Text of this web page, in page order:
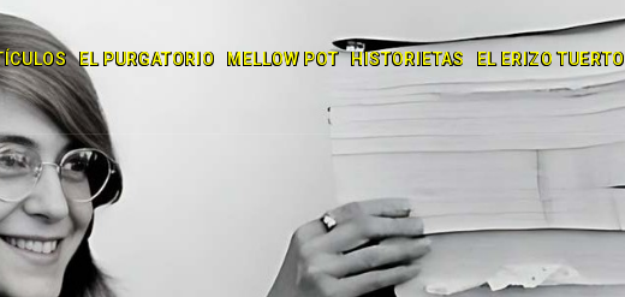
EL PURGATORIO MELLOW POT HISTORIETAS EL ERIZO TUERTO